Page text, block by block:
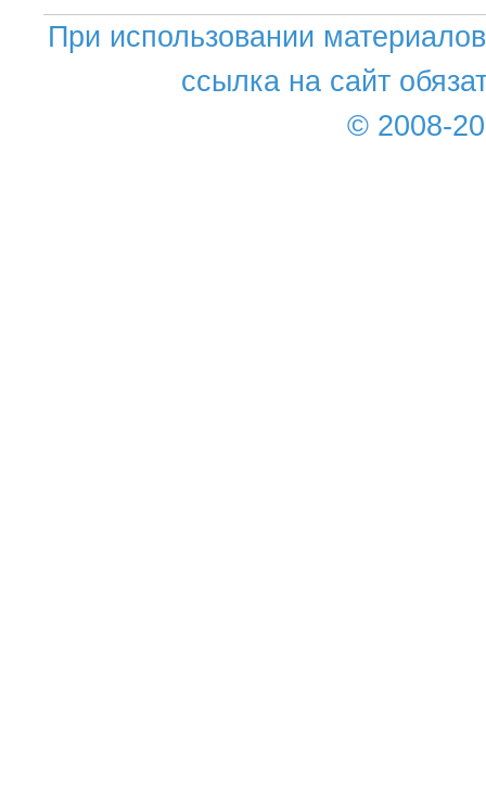
При использовании
ссылка на сайт
© 2008-